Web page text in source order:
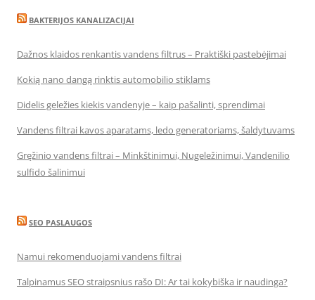
BAKTERIJOS KANALIZACIJAI
Dažnos klaidos renkantis vandens filtrus – Praktiški pastebėjimai
Kokią nano dangą rinktis automobilio stiklams
Didelis geležies kiekis vandenyje – kaip pašalinti, sprendimai
Vandens filtrai kavos aparatams, ledo generatoriams, šaldytuvams
Gręžinio vandens filtrai – Minkštinimui, Nugeležinimui, Vandenilio
sulfido šalinimui
SEO PASLAUGOS
Namui rekomenduojami vandens filtrai
Talpinamus SEO straipsnius rašo DI: Ar tai kokybiška ir naudinga?